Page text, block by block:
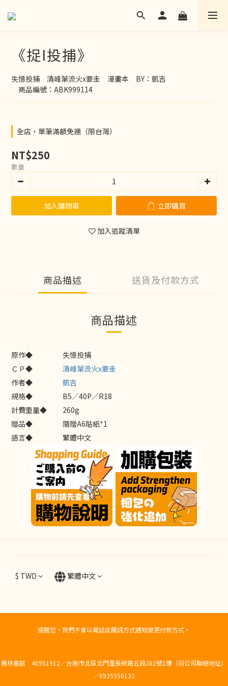
《捉I投捕》
失憶投捕　清峰葉流火x要圭　漫畫本　BY：凱吉
商品編號：ABK999114
全店，單筆滿額免運（限台灣）
NT$250
數量
加入購物車 立即購買
加入追蹤清單
商品描述 送貨及付款方式
商品描述
原作◆
失憶投捕
ＣＰ◆
清峰葉流火x要圭
作者◆
凱吉
規格◆
B5／40P／R18
計費重量◆
260g
贈品◆
隨贈A6貼紙*1
語言◆
繁體中文
$ TWD 繁體中文
提醒您，我們不會以電話或簡訊方式通知變更付款方式。
楓林書館 40951912／台南市北區北門里長榮路五段282號1樓（同公司聯絡地址）
／0925550132